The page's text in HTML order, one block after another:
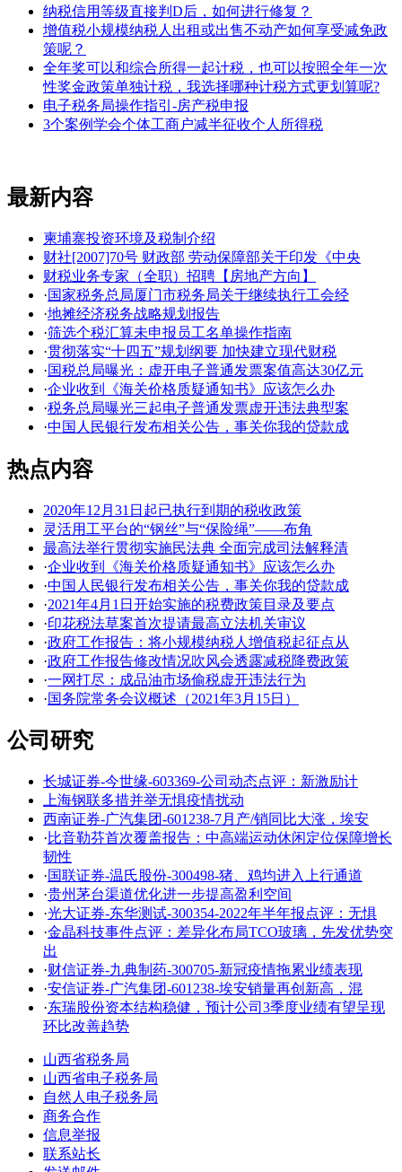
纳税信用等级直接判D后，如何进行修复？
增值税小规模纳税人出租或出售不动产如何享受减免政
策呢？
全年奖可以和综合所得一起计税，也可以按照全年一次
性奖金政策单独计税，我选择哪种计税方式更划算呢?
电子税务局操作指引-房产税申报
3个案例学会个体工商户减半征收个人所得税
最新内容
柬埔寨投资环境及税制介绍
财社[2007]70号 财政部 劳动保障部关于印发《中央
财税业务专家（全职）招聘【房地产方向】
·国家税务总局厦门市税务局关于继续执行工会经
·地摊经济税务战略规划报告
·筛选个税汇算未申报员工名单操作指南
·贯彻落实“十四五”规划纲要 加快建立现代财税
·国税总局曝光：虚开电子普通发票案值高达30亿元
·企业收到《海关价格质疑通知书》应该怎么办
·税务总局曝光三起电子普通发票虚开违法典型案
·中国人民银行发布相关公告，事关你我的贷款成
热点内容
2020年12月31日起已执行到期的税收政策
灵活用工平台的“钢丝”与“保险绳”——布角
最高法举行贯彻实施民法典 全面完成司法解释清
·企业收到《海关价格质疑通知书》应该怎么办
·中国人民银行发布相关公告，事关你我的贷款成
·2021年4月1日开始实施的税费政策目录及要点
·印花税法草案首次提请最高立法机关审议
·政府工作报告：将小规模纳税人增值税起征点从
·政府工作报告修改情况吹风会透露减税降费政策
·一网打尽：成品油市场偷税虚开违法行为
·国务院常务会议概述（2021年3月15日）
公司研究
长城证券-今世缘-603369-公司动态点评：新激励计
上海钢联多措并举无惧疫情扰动
西南证券-广汽集团-601238-7月产/销同比大涨，埃安
·比音勒芬首次覆盖报告：中高端运动休闲定位保障增长
韧性
·国联证券-温氏股份-300498-猪、鸡均进入上行通道
·贵州茅台渠道优化进一步提高盈利空间
·光大证券-东华测试-300354-2022年半年报点评：无惧
·金晶科技事件点评：差异化布局TCO玻璃，先发优势突
出
·财信证券-九典制药-300705-新冠疫情拖累业绩表现
·安信证券-广汽集团-601238-埃安销量再创新高，混
·东瑞股份资本结构稳健，预计公司3季度业绩有望呈现
环比改善趋势
山西省税务局
山西省电子税务局
自然人电子税务局
商务合作
信息举报
联系站长